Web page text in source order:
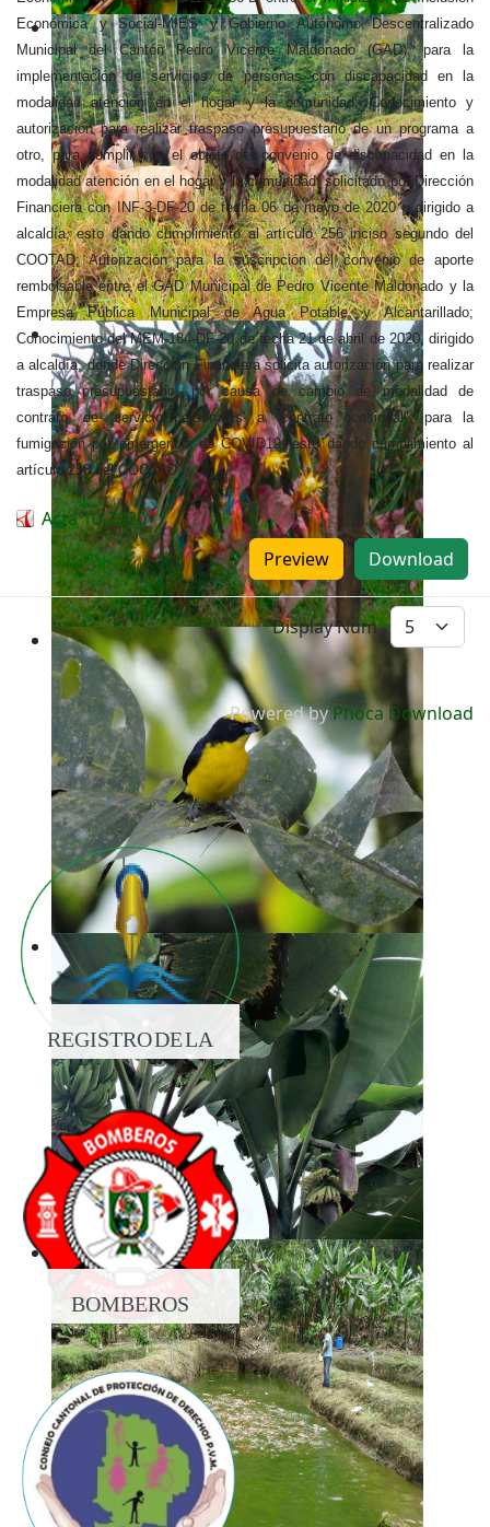
Económica y Social-MIES y Gobierno Autónomo Descentralizado
Municipal del Cantón Pedro Vicente Maldonado (GAD), para la
implementación de servicios de personas con discapacidad en la
modalidad atención en el hogar y la comunidad; Conocimiento y
autorización para realizar traspaso presupuestario de un programa a
otro, para cumplir con el objeto del convenio de discapacidad en la
modalidad atención en el hogar y la comunidad, solicitado por Dirección
Financiera con INF-3-DF-20 de fecha 06 de mayo de 2020 y dirigido a
alcaldía, esto dando cumplimiento al artículo 256 inciso segundo del
COOTAD; Autorización para la suscripción del convenio de aporte
rembolsable entre el GAD Municipal de Pedro Vicente Maldonado y la
Empresa Pública Municipal de Agua Potable y Alcantarillado;
Conocimiento del MEM-184-DF-20 de fecha 21 de abril de 2020, dirigido
a alcaldía, donde Dirección Financiera solicita autorización para realizar
traspaso presupuestario, por causa de cambio de modalidad de
contrato, de “servicio personales' a "contrato ocasional"; para la
fumigación por emergencia de COVID19, esto dando cumplimiento al
artículo 258 del COOTAD.
Acta 10-2020
Download
Preview
Display Num
Powered byPhoca Download
REGISTRO DE LA
PROPIEDAD
BOMBEROS